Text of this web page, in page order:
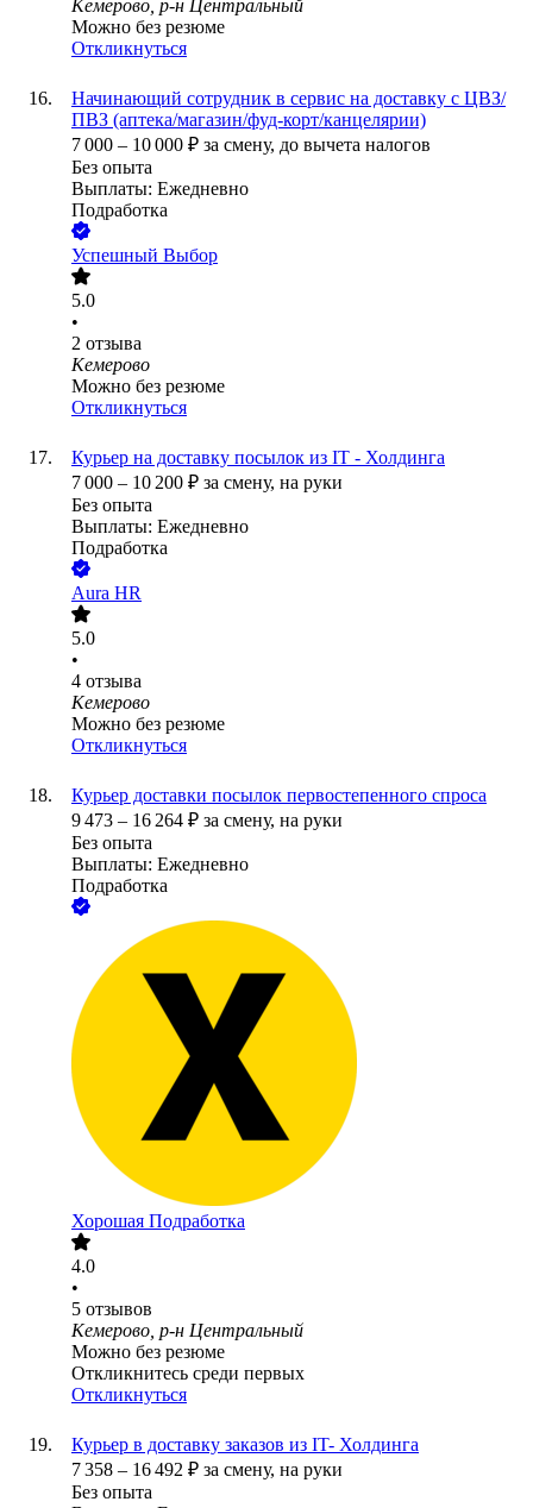
Кемерово, р-н Центральный
Можно без резюме
Откликнуться
Начинающий сотрудник в сервис на доставку с ЦВЗ/
ПВЗ (аптека/магазин/фуд-корт/канцелярии)
7 000 – 10 000 ₽ за смену, до вычета налогов
Без опыта
Выплаты: Ежедневно
Подработка
Успешный Выбор
5.0
•
2 отзыва
Кемерово
Можно без резюме
Откликнуться
Курьер на доставку посылок из IT - Холдинга
7 000 – 10 200 ₽ за смену, на руки
Без опыта
Выплаты: Ежедневно
Подработка
Aura HR
5.0
•
4 отзыва
Кемерово
Можно без резюме
Откликнуться
Курьер доставки посылок первостепенного спроса
9 473 – 16 264 ₽ за смену, на руки
Без опыта
Выплаты: Ежедневно
Подработка
Хорошая Подработка
4.0
•
5 отзывов
Кемерово, р-н Центральный
Можно без резюме
Откликнитесь среди первых
Откликнуться
Курьер в доставку заказов из IT- Холдинга
7 358 – 16 492 ₽ за смену, на руки
Без опыта